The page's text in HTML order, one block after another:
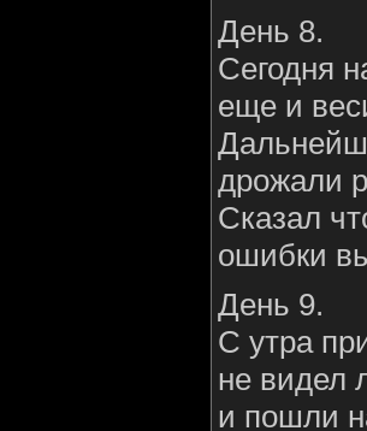
День 8.
Сегодня
еще и
дрожали
Сказал
ошибки
День 9.
С утра
не видел
и пошли